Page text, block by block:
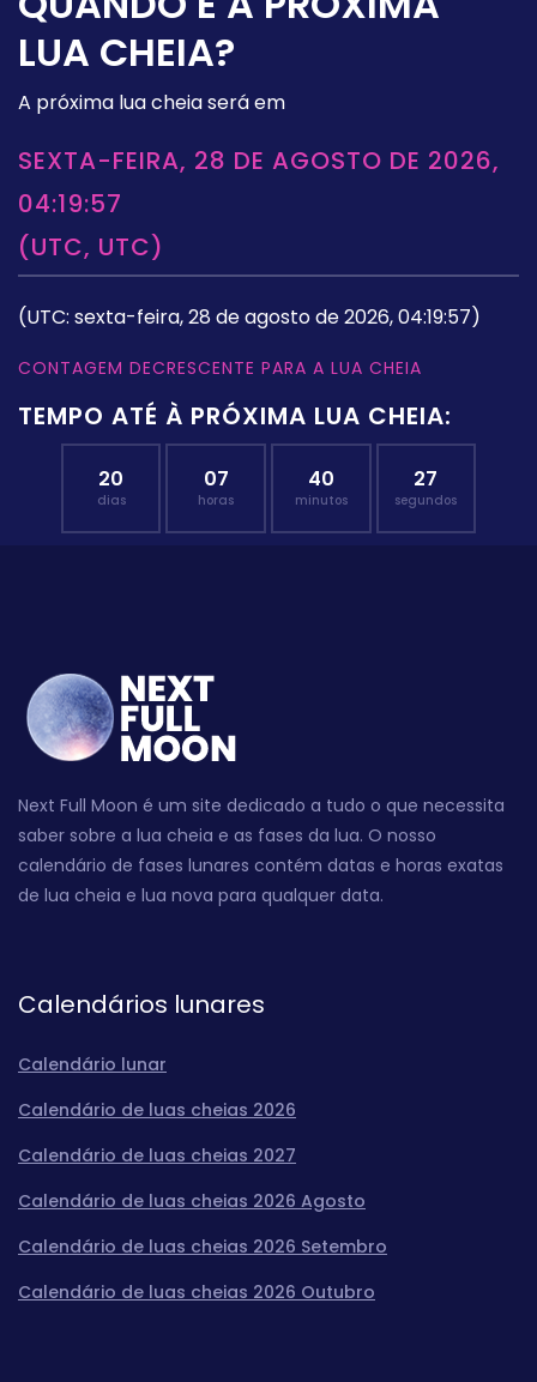
LUA CHEIA?
A próxima lua cheia será em
SEXTA-FEIRA, 28 DE AGOSTO DE 2026,
04:19:57
(UTC, UTC)
(UTC: sexta-feira, 28 de agosto de 2026, 04:19:57)
CONTAGEM DECRESCENTE PARA A LUA CHEIA
TEMPO ATÉ À PRÓXIMA LUA CHEIA:
20
dias
07
horas
40
minutos
26
segundos
Next Full Moon é um site dedicado a tudo o que necessita
saber sobre a lua cheia e as fases da lua. O nosso
calendário de fases lunares contém datas e horas exatas
de lua cheia e lua nova para qualquer data.
Calendários lunares
Calendário lunar
Calendário de luas cheias 2026
Calendário de luas cheias 2027
Calendário de luas cheias 2026 Agosto
Calendário de luas cheias 2026 Setembro
Calendário de luas cheias 2026 Outubro